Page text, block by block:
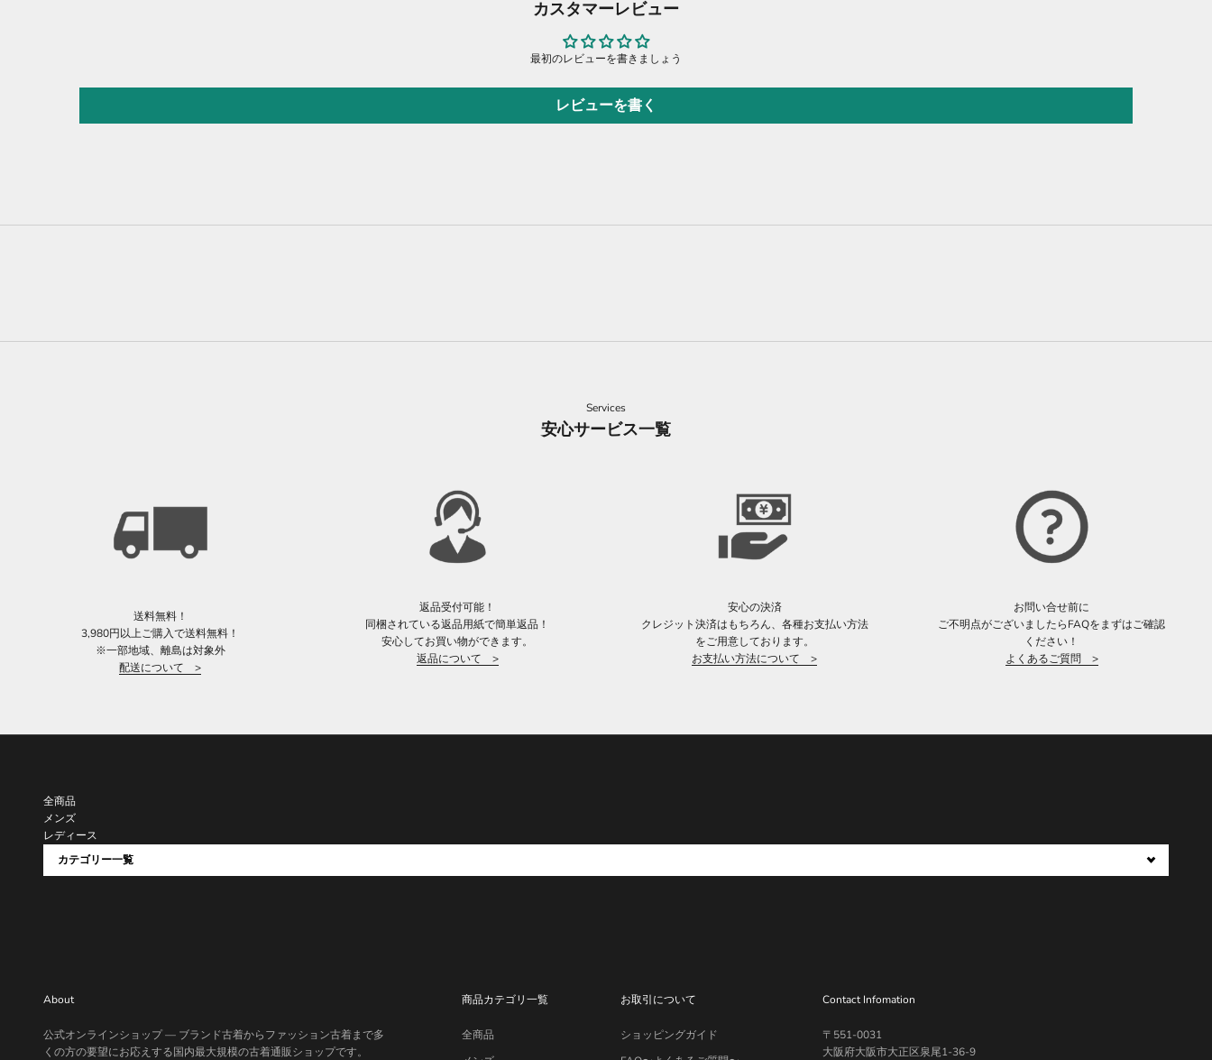
カスタマーレビュー
最初のレビューを書きましょう
レビューを書く
Services
安心サービス一覧
送料無料！
3,980円以上ご購入で送料無料！
※一部地域、離島は対象外
配送について >
返品受付可能！
同梱されている返品用紙で簡単返品！
安心してお買い物ができます。
返品について >
安心の決済
クレジット決済はもちろん、各種お支払い方法
をご用意しております。
お支払い方法について >
お問い合せ前に
ご不明点がございましたらFAQをまずはご確認
ください！
よくあるご質問 >
全商品
メンズ
レディース
カテゴリー一覧
About
公式オンラインショップ — ブランド古着からファッション古着まで多
くの方の要望にお応えする国内最大規模の古着通販ショップです。
商品カテゴリ一覧
全商品
お取引について
ショッピングガイド
Contact Infomation
〒551-0031
大阪府大阪市大正区泉尾1-36-9